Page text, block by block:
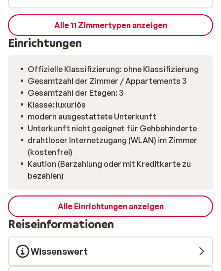
Alle 11 Zimmertypen anzeigen
Einrichtungen
Offizielle Klassifizierung: ohne Klassifizierung
Gesamtzahl der Zimmer / Appartements 3
Gesamtzahl der Etagen: 3
Klasse: luxuriös
modern ausgestattete Unterkunft
Unterkunft nicht geeignet für Gehbehinderte
drahtloser Internetzugang (WLAN) im Zimmer
(kostenfrei)
Kaution (Barzahlung oder mit Kreditkarte zu
bezahlen)
Alle Einrichtungen anzeigen
Reiseinformationen
Wissenswert